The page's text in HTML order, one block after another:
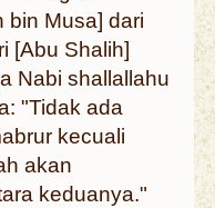
bin Musa] dari
[Abu Shalih]
Nabi shallallahu
"Tidak ada
kecuali
akan
keduanya."